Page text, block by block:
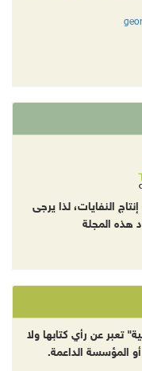
النفايات، لذا يرجى
هذه المجلة
تعبر عن رأي كتابها ولا
المؤسسة الداعمة.